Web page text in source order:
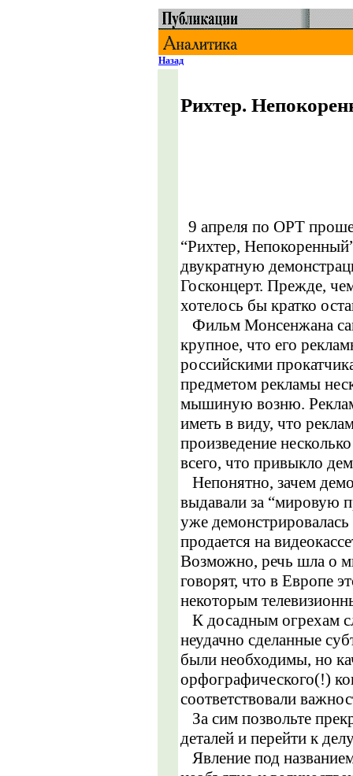
Назад
Рихтер.
9 апреля по ОРТ
“Рихтер,
двукратную
Госконцерт. Прежде,
хотелось бы кратко
Фильм Монсенжана
крупное, что его
российскими
предметом рекламы
мышиную возню.
иметь в виду, что
произведение
всего, что привыкло
Непонятно, зачем
выдавали за “мировую
уже
продается на
Возможно, речь шла о
говорят, что в Европе
некоторым
К досадным огрехам
неудачно сделанные
были необходимы, но
орфографического(!)
соответствовали
За сим позвольте
деталей и перейти к
Явление под